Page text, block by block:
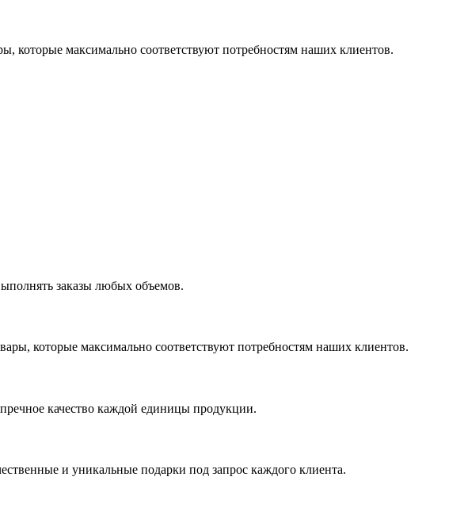
которые максимально соответствуют потребностям наших клиентов.
заказы любых объемов.
которые максимально соответствуют потребностям наших клиентов.
качество каждой единицы продукции.
и уникальные подарки под запрос каждого клиента.